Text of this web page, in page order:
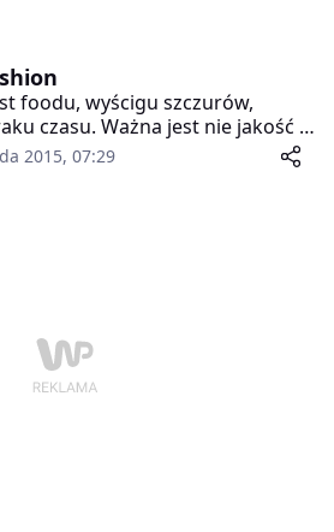
foodu, wyścigu szczurów,
czasu. Ważna jest nie jakość a
także w modzie panowały
nastąpiła duża zmiana i
2015, 07:29